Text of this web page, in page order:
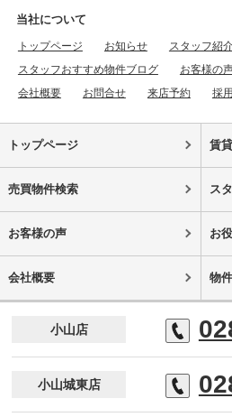
当社について
トップページ お知らせ
スタッフ紹
スタッフおすすめ物件ブログ
お客様の
会社概要
お問合せ 来店予約 採
トップページ 賃
売買物件検索 ス
お客様の声 お
会社概要 物
小山店
小山城東店